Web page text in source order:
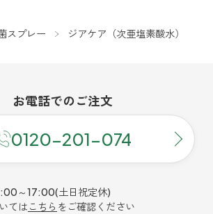
スプレー ジアケア（次亜塩素酸水）
お電話でのご注文
0120-201-074
～17:00(土日祝定休)
ては こちら をご確認ください